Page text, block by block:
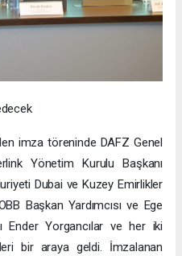
imza töreninde DAFZ Genel
Yönetim Kurulu Başkanı
Dubai ve Kuzey Emirlikler
Başkan Yardımcısı ve Ege
Ender Yorgancılar ve her iki
bir araya geldi. İmzalanan